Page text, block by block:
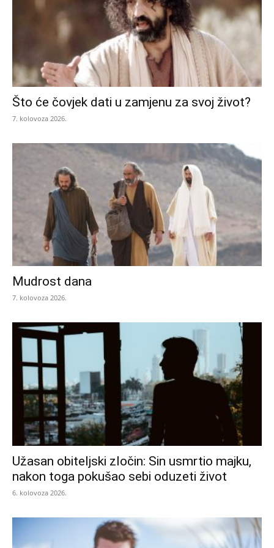
Što će čovjek dati u zamjenu za svoj život?
7. kolovoza 2026.
Mudrost dana
7. kolovoza 2026.
Užasan obiteljski zločin: Sin usmrtio majku,
nakon toga pokušao sebi oduzeti život
6. kolovoza 2026.